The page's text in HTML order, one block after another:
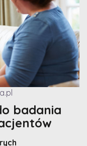
badania